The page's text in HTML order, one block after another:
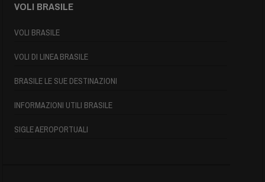
VOLI BRASILE
VOLI BRASILE
VOLI DI LINEA BRASILE
BRASILE LE SUE DESTINAZIONI
INFORMAZIONI UTILI BRASILE
SIGLE AEROPORTUALI